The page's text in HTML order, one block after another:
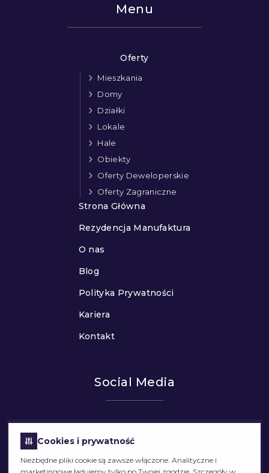
Menu
Oferty
Mieszkania
Domy
Działki
Lokale
Hale
Obiekty
Oferty Deweloperskie
Oferty Zagraniczne
Strona Główna
Rezydencja Manufaktura
O nas
Blog
Polityka Prywatności
Kariera
Kontakt
Social Media
Cookies i prywatność
Niezbędne pliki cookie są zawsze włączone. Analityczne i